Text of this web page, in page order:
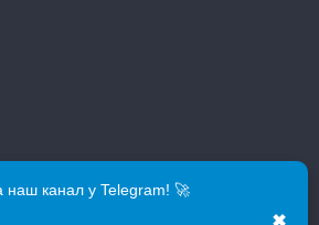
наш канал у Telegram! 🚀
✖